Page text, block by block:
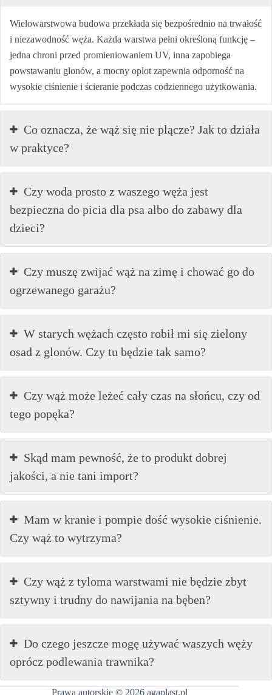
Wielowarstwowa budowa przekłada się bezpośrednio na trwałość
i niezawodność węża. Każda warstwa pełni określoną funkcję –
jedna chroni przed promieniowaniem UV, inna zapobiega
powstawaniu glonów, a mocny oplot zapewnia odporność na
wysokie ciśnienie i ścieranie podczas codziennego użytkowania.
Co oznacza, że wąż się nie plącze? Jak to działa
w praktyce?
Czy woda prosto z waszego węża jest
bezpieczna do picia dla psa albo do zabawy dla
dzieci?
Czy muszę zwijać wąż na zimę i chować go do
ogrzewanego garażu?
W starych wężach często robił mi się zielony
osad z glonów. Czy tu będzie tak samo?
Czy wąż może leżeć cały czas na słońcu, czy od
tego popęka?
Skąd mam pewność, że to produkt dobrej
jakości, a nie tani import?
Mam w kranie i pompie dość wysokie ciśnienie.
Czy wąż to wytrzyma?
Czy wąż z tyloma warstwami nie będzie zbyt
sztywny i trudny do nawijania na bęben?
Do czego jeszcze mogę używać waszych węży
oprócz podlewania trawnika?
Prawa autorskie © 2026 agaplast.pl